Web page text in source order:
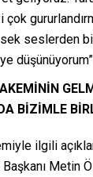
seslerden
BİZİMLE
ilgili
Metin